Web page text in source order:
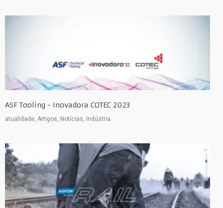
ASF Tooling - Inovadora COTEC 2023
atualidade, Artigos, Notícias, Indústria